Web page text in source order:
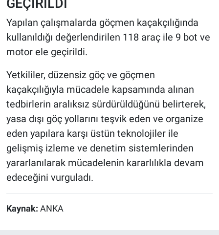
GEÇİRİLDİ
Yapılan çalışmalarda göçmen kaçakçılığında
kullanıldığı değerlendirilen 118 araç ile 9 bot ve
motor ele geçirildi.
Yetkililer, düzensiz göç ve göçmen
kaçakçılığıyla mücadele kapsamında alınan
tedbirlerin aralıksız sürdürüldüğünü belirterek,
yasa dışı göç yollarını teşvik eden ve organize
eden yapılara karşı üstün teknolojiler ile
gelişmiş izleme ve denetim sistemlerinden
yararlanılarak mücadelenin kararlılıkla devam
edeceğini vurguladı.
Kaynak: ANKA